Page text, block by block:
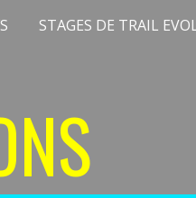
to navigation
STAGES DE TRAIL